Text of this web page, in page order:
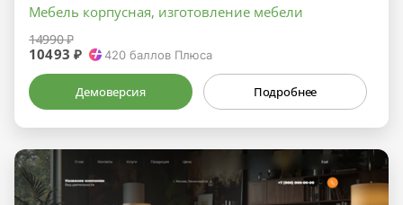
Мебель корпусная, изготовление мебели
14990 ₽
10493 ₽ 420 баллов Плюса
Демоверсия Подробнее